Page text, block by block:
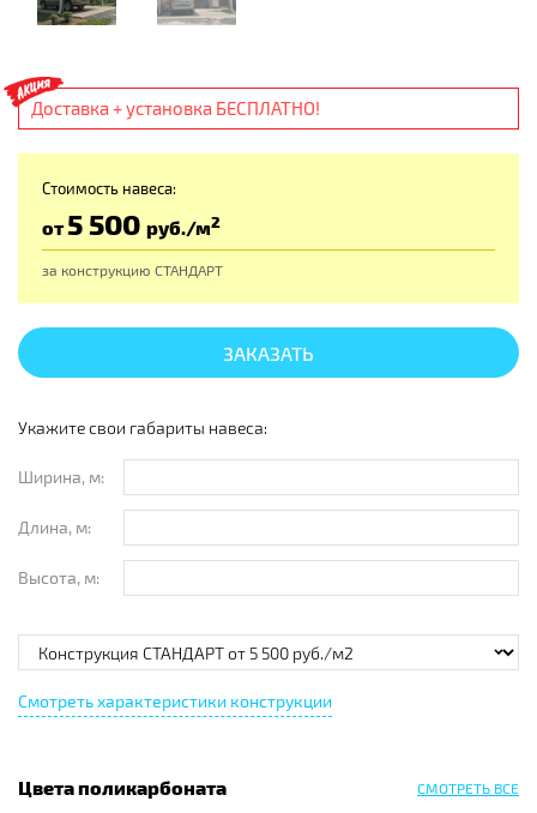
Доставка + установка БЕСПЛАТНО!
Стоимость навеса:
от5 500 руб./м2
за конструкцию СТАНДАРТ
ЗАКАЗАТЬ
Укажите свои габариты навеса:
Ширина, м:
Длина, м:
Высота, м:
Смотреть характеристики конструкции
Цвета поликарбоната СМОТРЕТЬ ВСЕ